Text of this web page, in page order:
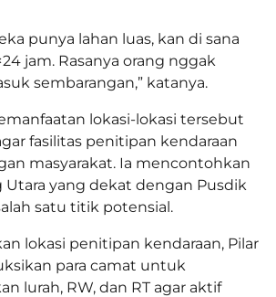
punya lahan luas, kan di sana
jam. Rasanya orang nggak
sembarangan,” katanya.
lokasi-lokasi tersebut
fasilitas penitipan kendaraan
masyarakat. Ia mencontohkan
Utara yang dekat dengan Pusdik
satu titik potensial.
lokasi penitipan kendaraan, Pilar
para camat untuk
lurah, RW, dan RT agar aktif